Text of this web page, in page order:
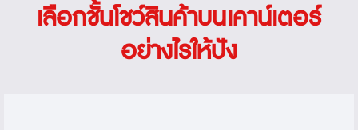
เลือกชั้นโชว์สินค้าบนเคาน์เตอร์
อย่างไรให้ปัง